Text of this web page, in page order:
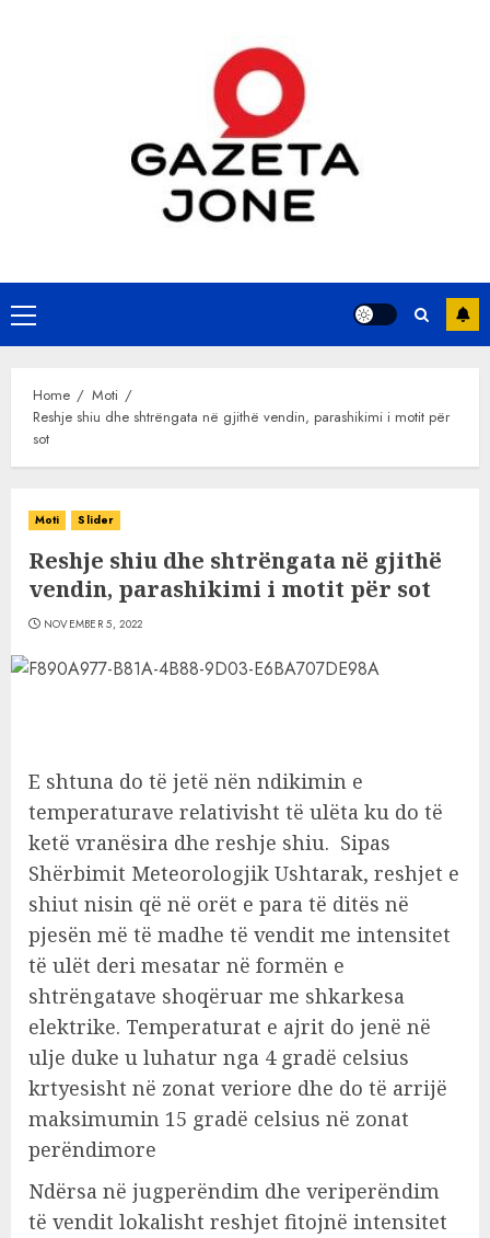
Primary
Menu
Home
Moti
Reshje shiu dhe shtrëngata në gjithë vendin, parashikimi i motit për
sot
Moti Slider
Reshje shiu dhe shtrëngata në gjithë
vendin, parashikimi i motit për sot
NOVEMBER 5, 2022
E shtuna do të jetë nën ndikimin e
temperaturave relativisht të ulëta ku do të
ketë vranësira dhe reshje shiu. Sipas
Shërbimit Meteorologjik Ushtarak, reshjet e
shiut nisin që në orët e para të ditës në
pjesën më të madhe të vendit me intensitet
të ulët deri mesatar në formën e
shtrëngatave shoqëruar me shkarkesa
elektrike. Temperaturat e ajrit do jenë në
ulje duke u luhatur nga 4 gradë celsius
krtyesisht në zonat veriore dhe do të arrijë
maksimumin 15 gradë celsius në zonat
perëndimore
Ndërsa në jugperëndim dhe veriperëndim
të vendit lokalisht reshjet fitojnë intensitet